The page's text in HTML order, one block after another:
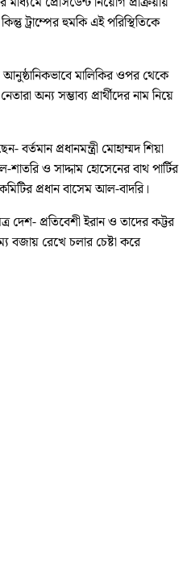
ট্রাম্পের হুমকি এই পরিস্থিতিকে
মালিকির ওপর থেকে
অন্য সম্ভাব্য প্রার্থীদের নাম নিয়ে
বর্তমান প্রধানমন্ত্রী মোহাম্মদ শিয়া
ও সাদ্দাম হোসেনের বাথ পার্টির
প্রধান বাসেম আল-বাদরি।
দেশ- প্রতিবেশী ইরান ও তাদের কট্টর
বজায় রেখে চলার চেষ্টা করে